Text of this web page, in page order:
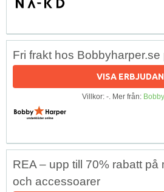
Fri frakt hos
VISA
Villkor: -. Mer från:
REA – upp till 70% rabatt på
och accessoarer